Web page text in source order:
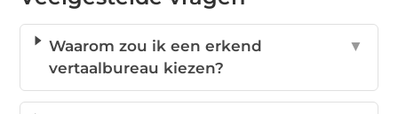
Waarom zou ik een erkend
vertaalbureau kiezen?
▼